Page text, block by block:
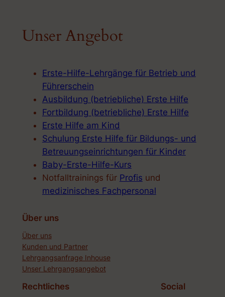
Unser Angebot
Erste-Hilfe-Lehrgänge für Betrieb und
Führerschein
Ausbildung (betriebliche) Erste Hilfe
Fortbildung (betriebliche) Erste Hilfe
Erste Hilfe am Kind
Schulung Erste Hilfe für Bildungs- und
Betreuungseinrichtungen für Kinder
Baby-Erste-Hilfe-Kurs
Notfalltrainings für Profis und
medizinisches Fachpersonal
Über uns
Über uns
Kunden und Partner
Lehrgangsanfrage Inhouse
Unser Lehrgangsangebot
Rechtliches Social